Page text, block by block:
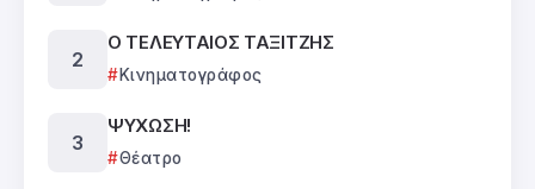
Ο ΤΕΛΕΥΤΑΙΟΣ ΤΑΞΙΤΖΗΣ
Κινηματογράφος
ΨΥΧΩΣΗ!
Θέατρο